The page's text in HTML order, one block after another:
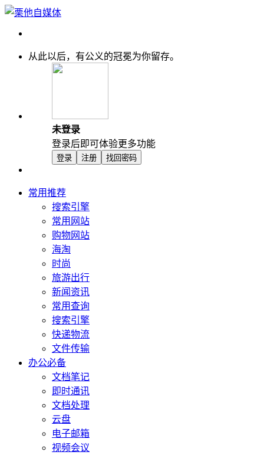
从此以后，有公义的冠冕为你留存。
未登录
登录后即可体验更多功能
登录 注册 找回密码
常用推荐
搜索引擎
常用网站
购物网站
海淘
时尚
旅游出行
新闻资讯
常用查询
搜索引擎
快递物流
文件传输
办公必备
文档笔记
即时通讯
文档处理
云盘
电子邮箱
视频会议